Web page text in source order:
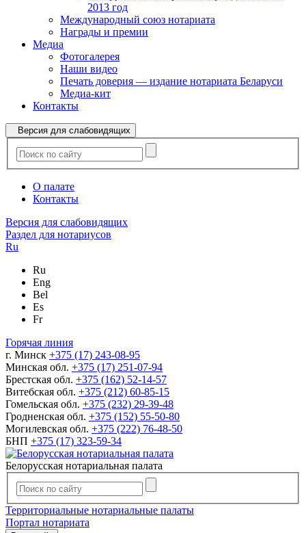
2013 год
Международный союз нотариата
Награды и премии
Медиа
Фотогалерея
Наши видео
Печать доверия — издание нотариата Беларуси
Медиа-кит
Контакты
Версия для слабовидящих
О палате
Контакты
Версия для слабовидящих
Раздел для нотариусов
Ru
Ru
Eng
Bel
Es
Fr
Горячая линия
г. Минск +375 (17) 243-08-95
Минская обл. +375 (17) 251-07-94
Брестская обл. +375 (162) 52-14-57
Витебская обл. +375 (212) 60-85-15
Гомельская обл. +375 (232) 29-39-48
Гродненская обл. +375 (152) 55-50-80
Могилевская обл. +375 (222) 76-48-50
БНП +375 (17) 323-59-34
Белорусская нотариальная палата
Территориальные нотариальные палаты
Портал нотариата